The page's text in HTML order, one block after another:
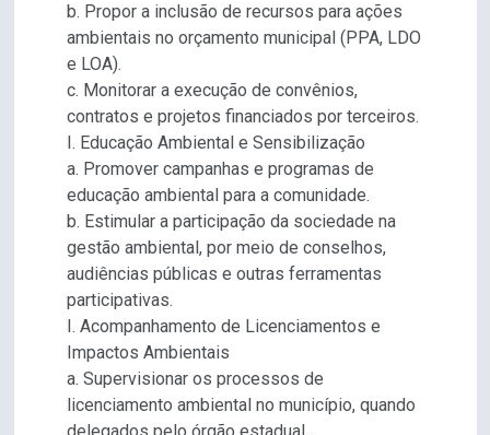
b. Propor a inclusão de recursos para ações
ambientais no orçamento municipal (PPA, LDO
e LOA).
c. Monitorar a execução de convênios,
contratos e projetos financiados por terceiros.
I. Educação Ambiental e Sensibilização
a. Promover campanhas e programas de
educação ambiental para a comunidade.
b. Estimular a participação da sociedade na
gestão ambiental, por meio de conselhos,
audiências públicas e outras ferramentas
participativas.
I. Acompanhamento de Licenciamentos e
Impactos Ambientais
a. Supervisionar os processos de
licenciamento ambiental no município, quando